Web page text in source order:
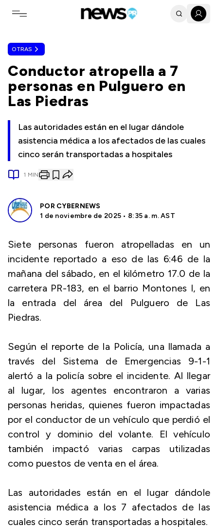
Toggle navigation menu
OTRAS
Conductor atropella a 7
personas en Pulguero en
Las Piedras
Las autoridades están en el lugar dándole
asistencia médica a los afectados de las cuales
cinco serán transportadas a hospitales
1 MIN
POR CYBERNEWS
1 de noviembre de 2025 • 8:35 a. m. AST
Siete personas fueron atropelladas en un
incidente reportado a eso de las 6:46 de la
mañana del sábado, en el kilómetro 17.0 de la
carretera PR-183, en el barrio Montones I, en
la entrada del área del Pulguero de Las
Piedras.
Según el reporte de la Policía, una llamada a
través del Sistema de Emergencias 9-1-1
alertó a la policía sobre el incidente. Al llegar
al lugar, los agentes encontraron a varias
personas heridas, quienes fueron impactadas
por el conductor de un vehículo que perdió el
control y dominio del volante. El vehículo
también impactó varias carpas utilizadas
como puestos de venta en el área.
Las autoridades están en el lugar dándole
asistencia médica a los 7 afectados de las
cuales cinco serán transportadas a hospitales.